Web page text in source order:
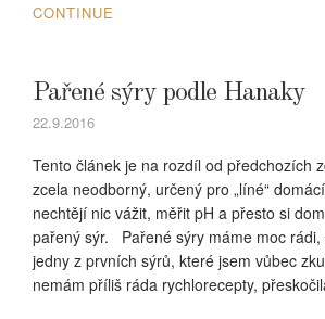
CONTINUE
Pařené sýry podle Hanaky
22.9.2016
Tento článek je na rozdíl od předchozích
zcela neodborný, určený pro „líné“
nechtějí nic vážit, měřit pH a přesto si
pařený sýr. Pařené sýry máme moc rádi,
jedny z prvních sýrů, které jsem vůbec
nemám příliš ráda rychlorecepty,